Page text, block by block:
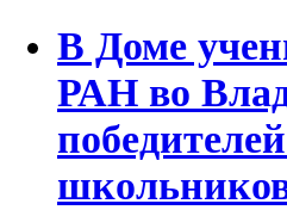
В Доме
РАН во